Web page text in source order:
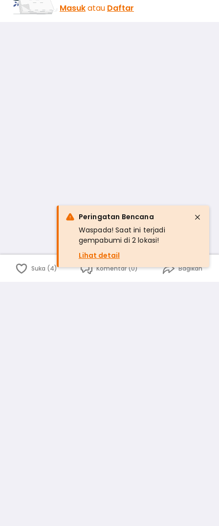
Masukatau Daftar
Suka (4) Komentar (0) Bagikan
Peringatan Bencana
Waspada! Saat ini terjadi
gempabumi di 2 lokasi!
Lihat detail